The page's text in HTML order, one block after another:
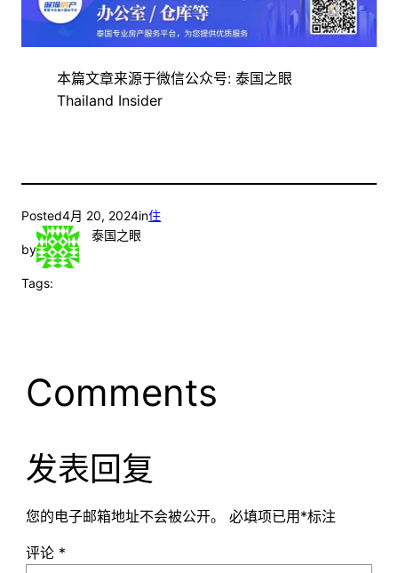
本篇文章来源于微信公众号: 泰国之眼
Thailand Insider
Posted4月 20, 2024in住
by
泰国之眼
Tags:
Comments
发表回复
您的电子邮箱地址不会被公开。 必填项已用 *标注
评论 *